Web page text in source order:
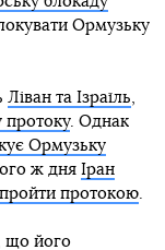
Ормузьку
Ліван та Ізраїль,
протоку. Однак
Ормузьку
ж дня Іран
пройти протокою.
що його